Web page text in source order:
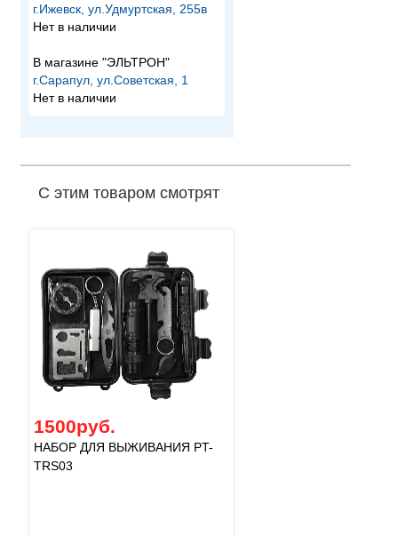
г.Ижевск, ул.Удмуртская, 255в
Нет в наличии
В магазине "ЭЛЬТРОН"
г.Сарапул, ул.Советская, 1
Нет в наличии
С этим товаром смотрят
1500руб.
НАБОР ДЛЯ ВЫЖИВАНИЯ PT-
TRS03